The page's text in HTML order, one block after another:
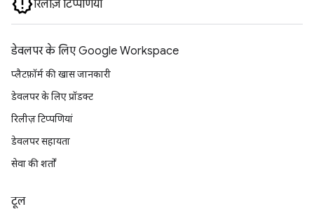
रिलीज़ टिप्पणियां
डेवलपर के लिए Google Workspace
प्लैटफ़ॉर्म की खास जानकारी
डेवलपर के लिए प्रॉडक्ट
रिलीज़ टिप्पणियां
डेवलपर सहायता
सेवा की शर्तों
टूल